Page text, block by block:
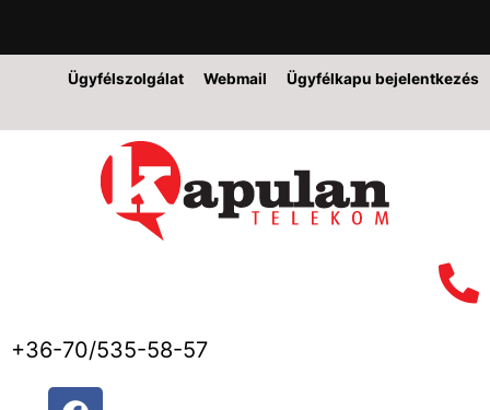
Ügyfélszolgálat Webmail Ügyfélkapu bejelentkezés
+36-70/535-58-57